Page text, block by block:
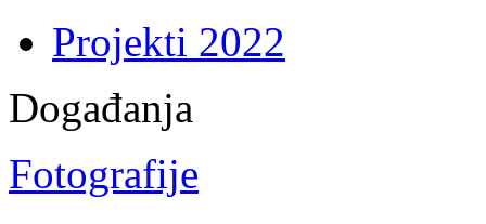
Projekti 2022
Događanja
Fotografije